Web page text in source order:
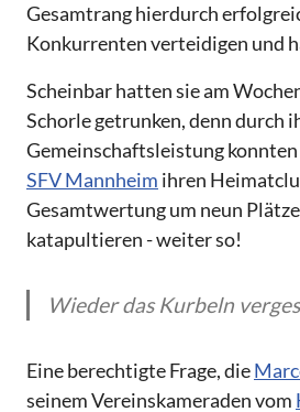
Gesamtrang hierdurch
Konkurrenten verteidigen und
Scheinbar hatten sie am
Schorle getrunken, denn durch
Gemeinschaftsleistung
SFV Mannheim ihren
Gesamtwertung um neun
katapultieren - weiter so!
Wieder das Kurbeln
Eine berechtigte Frage, die
seinem Vereinskameraden vom